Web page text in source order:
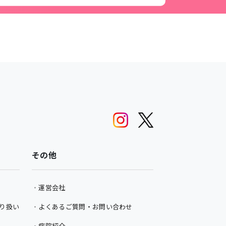
扱い
その他
運営会社
よくあるご質問・お問い合わせ